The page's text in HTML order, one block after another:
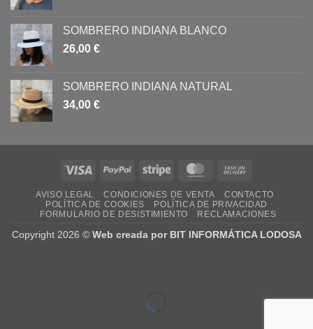
SOMBRERO INDIANA BLANCO
26,00 €
SOMBRERO INDIANA NATURAL
34,00 €
Visa PayPal Stripe MasterCard
Delivery
AVISO LEGAL CONDICIONES DE VENTA
CONTACTO
POLÍTICA DE COOKIES
POLÍTICA DE PRIVACIDAD
FORMULARIO DE DESISTIMIENTO
RECLAMACIONES
Copyright 2026 © Web creada por BIT INFORMÁTICA LODOSA